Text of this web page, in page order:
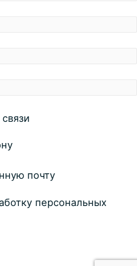
почту
персональных